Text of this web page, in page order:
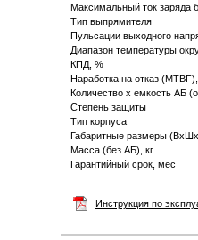
Максимальный ток заряда
Тип выпрямителя
Пульсации выходного
Диапазон температуры
КПД, %
Наработка на отказ
Количество х емкость АБ
Степень защиты
Тип корпуса
Габаритные размеры
Масса (без АБ), кг
Гарантийный срок, мес
Инструкция по